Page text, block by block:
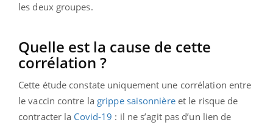
les deux groupes.
Quelle est la cause de cette
corrélation ?
Cette étude constate uniquement une corrélation entre
le vaccin contre la grippe saisonnièreet le risque de
contracter la Covid-19 : il ne s’agit pas d’un lien de